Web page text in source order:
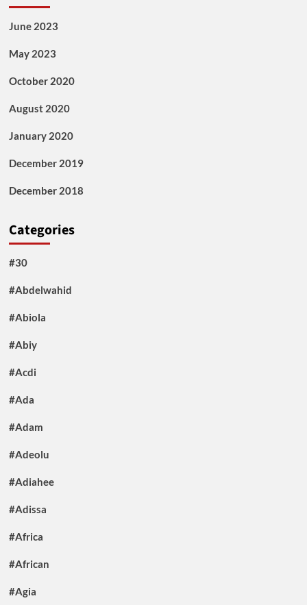
June 2023
May 2023
October 2020
August 2020
January 2020
December 2019
December 2018
Categories
#30
#Abdelwahid
#Abiola
#Abiy
#Acdi
#Ada
#Adam
#Adeolu
#Adiahee
#Adissa
#Africa
#African
#Agia